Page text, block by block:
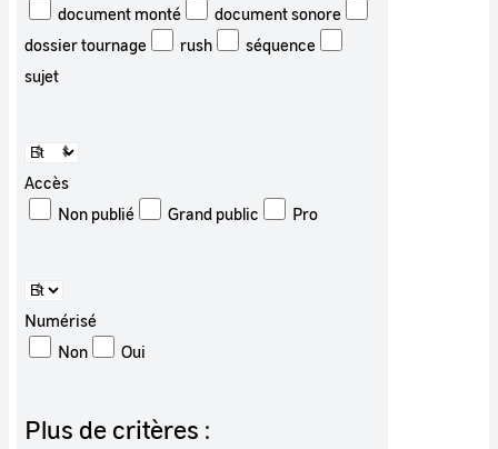
document monté
document sonore
dossier tournage
rush
séquence
sujet
Accès
Non publié
Grand public Pro
Numérisé
Non
Oui
Plus de critères :